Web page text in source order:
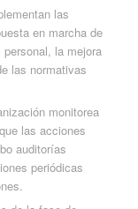
las
en marcha de
la mejora
las normativas
monitorea
las acciones
auditorías
periódicas